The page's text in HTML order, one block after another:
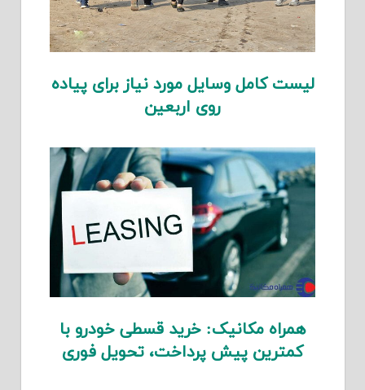
لیست کامل وسایل مورد نیاز برای پیاده
روی اربعین
همراه مکانیک: خرید قسطی خودرو با
کمترین پیش پرداخت، تحویل فوری